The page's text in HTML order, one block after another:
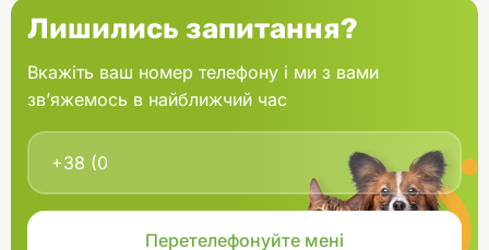
банка 150 г
В кошик
Aquael
Лишились запитання?
Вкажіть ваш номер телефону і ми з вами
зв’яжемось в найближчий час